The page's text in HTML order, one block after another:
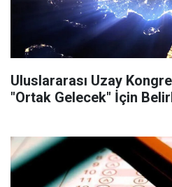
Uluslararası Uzay
"Ortak Gelecek" İçin